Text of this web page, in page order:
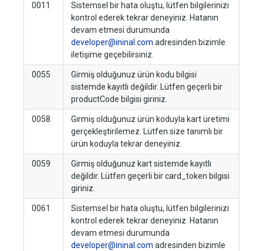
0011
Sistemsel bir hata oluştu, lütfen bilgilerinizi
kontrol ederek tekrar deneyiniz. Hatanın
devam etmesi durumunda
developer@ininal.com adresinden bizimle
iletişime geçebilirsiniz.
0055
Girmiş olduğunuz ürün kodu bilgisi
sistemde kayıtlı değildir. Lütfen geçerli bir
productCode bilgisi giriniz.
0058
Girmiş olduğunuz ürün koduyla kart üretimi
gerçekleştirilemez. Lütfen size tanımlı bir
ürün koduyla tekrar deneyiniz.
0059
Girmiş olduğunuz kart sistemde kayıtlı
değildir. Lütfen geçerli bir card_token bilgisi
giriniz.
0061
Sistemsel bir hata oluştu, lütfen bilgilerinizi
kontrol ederek tekrar deneyiniz. Hatanın
devam etmesi durumunda
developer@ininal.com adresinden bizimle